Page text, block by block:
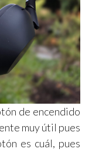
de encendido
muy útil pues
es cuál, pues